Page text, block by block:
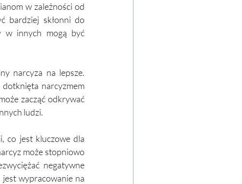
w zależności od
bardziej skłonni do
w innych mogą być
narcyza na lepsze.
narcyzmem
zacząć odkrywać
ludzi.
co jest kluczowe dla
może stopniowo
negatywne
wypracowanie na